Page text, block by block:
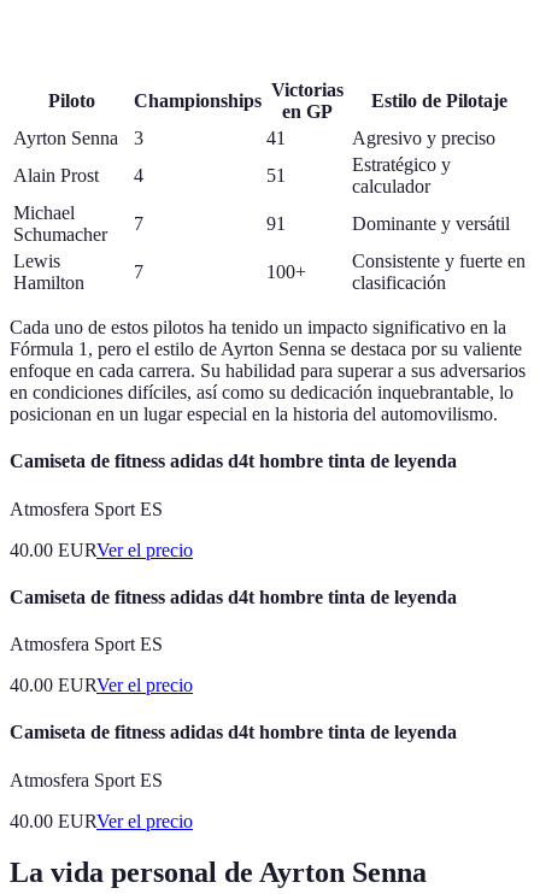
Piloto Championships
Victorias
en GP
Estilo de Pilotaje
Ayrton Senna
3 41
Agresivo y preciso
Alain Prost
4 51
Estratégico y
calculador
Michael
Schumacher
7 91
Dominante y versátil
Lewis
Hamilton
7 100+
Consistente y fuerte en
clasificación
Cada uno de estos pilotos ha tenido un impacto significativo en la
Fórmula 1, pero el estilo de Ayrton Senna se destaca por su valiente
enfoque en cada carrera. Su habilidad para superar a sus adversarios
en condiciones difíciles, así como su dedicación inquebrantable, lo
posicionan en un lugar especial en la historia del automovilismo.
Camiseta de fitness adidas d4t hombre tinta de leyenda
Atmosfera Sport ES
40.00 EURVer el precio
Camiseta de fitness adidas d4t hombre tinta de leyenda
Atmosfera Sport ES
40.00 EURVer el precio
Camiseta de fitness adidas d4t hombre tinta de leyenda
Atmosfera Sport ES
40.00 EURVer el precio
La vida personal de Ayrton Senna